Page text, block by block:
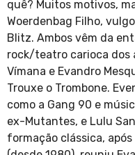
quê? Muitos motivos,
Woerdenbag Filho,
Blitz. Ambos vêm da
rock/teatro carioca dos
Vímana e Evandro
Trouxe o Trombone.
como a Gang 90 e
ex-Mutantes, e Lulu
formação clássica,